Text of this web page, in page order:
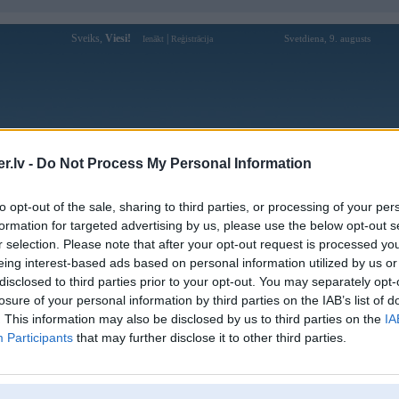
- Do Not Process My Personal Information
opt-out of the sale, sharing to third parties, or processing of your
for targeted advertising by us, please use the below opt-out
selection. Please note that after your opt-out request is processed
interest-based ads based on personal information utilized by us
to third parties prior to your opt-out. You may separately
of your personal information by third parties on the IAB’s list of
This information may also be disclosed by us to third parties on the
Participants that may further disclose it to other third parties.
Sveiks, Viesi! Ienākt Reģistrācija Svetdiena, 9. augusts
Forums Galerijas Reģistrācija Lietotāji
Lietotāja kokavirs14 profils
Pēdējo reizi manīts: 11. Sep 2015, 14:22
Lietotājvārds:
kokavirs14
Pilsēta:
Rīga
Braucu ar:
C4 2.8 quattro, E30
Ziņojumi forumā:
28